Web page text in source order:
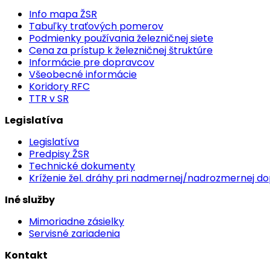
Info mapa ŽSR
Tabuľky traťových pomerov
Podmienky používania železničnej siete
Cena za prístup k železničnej štruktúre
Informácie pre dopravcov
Všeobecné informácie
Koridory RFC
TTR v SR
Legislatíva
Legislatíva
Predpisy ŽSR
Technické dokumenty
Kríženie žel. dráhy pri nadmernej/nadrozmernej
Iné služby
Mimoriadne zásielky
Servisné zariadenia
Kontakt